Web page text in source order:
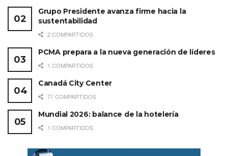
Etiquetas: Puerto Vallarta
Grupo Presidente avanza firme hacia la
sustentabilidad
2 COMPARTIDOS
PCMA prepara a la nueva generación de líderes
1 COMPARTIDOS
Canadá City Center
71 COMPARTIDOS
Mundial 2026: balance de la hotelería
1 COMPARTIDOS